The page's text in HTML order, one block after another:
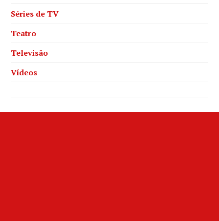
Séries de TV
Teatro
Televisão
Vídeos